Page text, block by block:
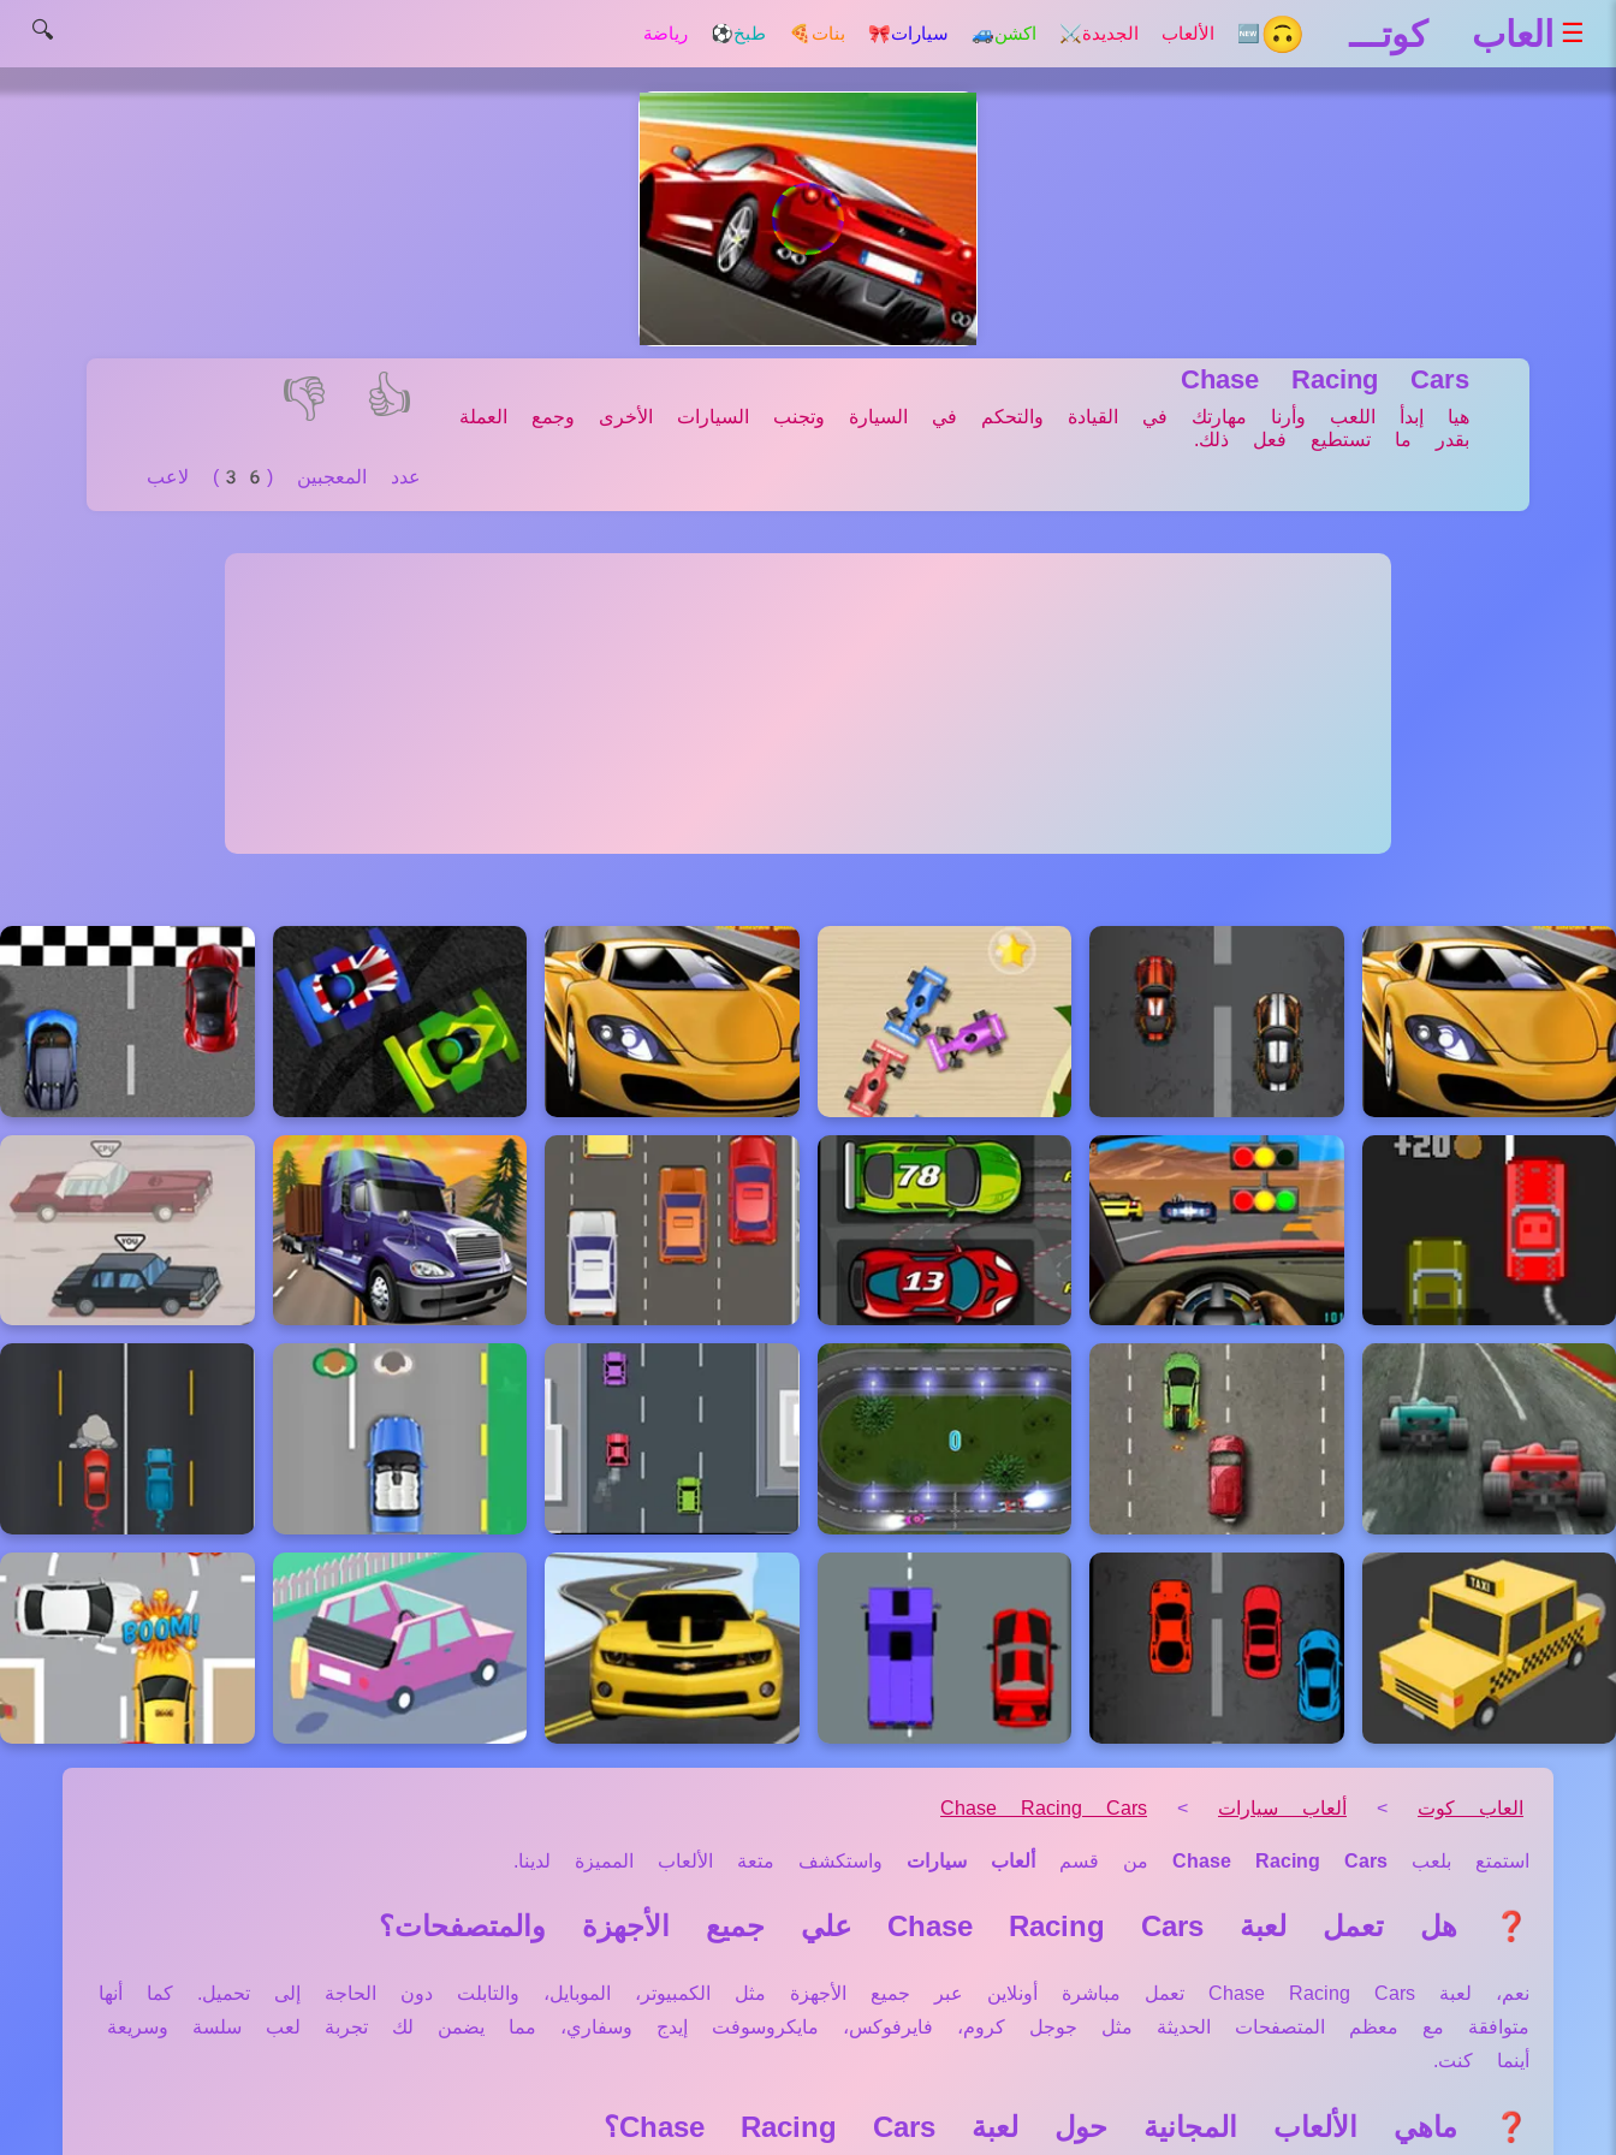
☰ العاب كوتـــ 🙃 🆕 الألعاب الجديدة ⚔️ اكشن🚙 سيارات🎀 بنات 🍕 طبخ⚽ رياضة 🔍
👍
👎
عدد المعجبين (36) لاعب
Chase Racing Cars
هيا إبدأ اللعب وأرنا مهارتك في القيادة والتحكم في السيارة وتجنب السيارات الأخرى وجمع العملة
بقدر ما تستطيع فعل ذلك.
العاب كوت > ألعاب سيارات >
Chase Racing Cars
استمتع بلعب Chase Racing Cars من قسم ألعاب سيارات واستكشف متعة الألعاب المميزة لدينا.
❓ هل تعمل لعبة Chase Racing Cars علي جميع الأجهزة والمتصفحات؟
نعم، لعبة Chase Racing Cars تعمل مباشرة أونلاين عبر جميع الأجهزة مثل الكمبيوتر، الموبايل، والتابلت دون الحاجة إلى تحميل. كما أنها
متوافقة مع معظم المتصفحات الحديثة مثل جوجل كروم، فايرفوكس، مايكروسوفت إيدج وسفاري، مما يضمن لك تجربة لعب سلسة وسريعة
أينما كنت.
❓ ماهي الألعاب المجانية حول لعبة Chase Racing Cars؟